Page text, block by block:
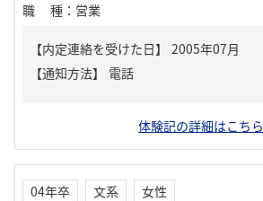
職種 ： 営業
【内定連絡を受けた日】
2005年07月
【通知方法】
電話
体験記の詳細はこちら
04年卒 文系
女性